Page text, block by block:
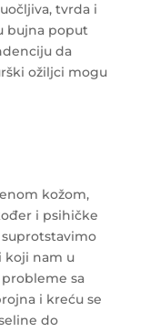
tvrda i
bujna poput
da
ožiljci mogu
kožom,
i psihičke
koji nam u
sa
i kreću se
do